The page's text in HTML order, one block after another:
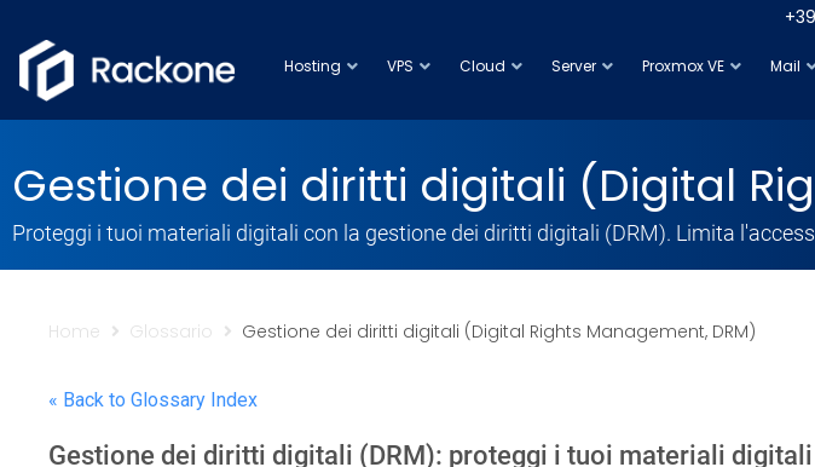
Hosting VPS Cloud Server Proxmox VE Mail
Gestione dei diritti digitali (Digital
Proteggi i tuoi materiali digitali con la gestione dei diritti digitali (DRM). Limita
Home Glossario Gestione dei diritti digitali (Digital Rights Management, DRM)
« Back to Glossary Index
Gestione dei diritti digitali (DRM): proteggi i tuoi materiali digitali